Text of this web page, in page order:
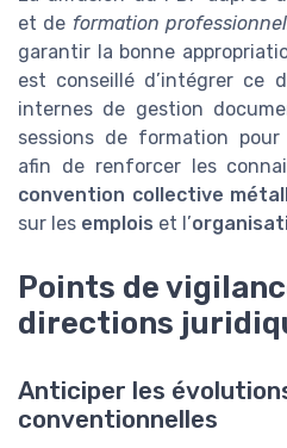
et de formation
garantir la bonne
est conseillé d’intégrer ce
internes de gestion
sessions de formation pour
afin de renforcer les
convention collective
sur les emplois et l’
Points de
directions
Anticiper les
conventionnelles